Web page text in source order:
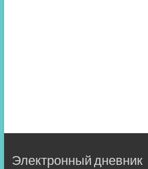
Электронный дневник